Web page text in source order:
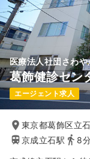
担当業務未経験
気
訪問診療正・
日勤のみ（常
給与 32.0〜
時間 8:45～17:45
医療法人社団さわや
葛飾健診セン
エージェント求人
東京都葛飾区立
京成立石駅
8